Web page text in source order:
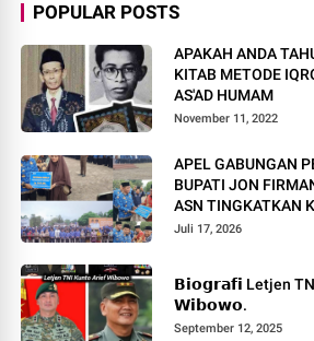
POPULAR POSTS
APAKAH ANDA
KITAB METODE
AS'AD HUMAM
November 11, 2022
APEL GABUNGAN
BUPATI JON
ASN TINGKATKAN
PELAYANAN
Juli 17, 2026
𝗕𝗶𝗼𝗴𝗿𝗮𝗳𝗶 Letjen
𝗪𝗶𝗯𝗼𝘄𝗼.
September 12, 2025